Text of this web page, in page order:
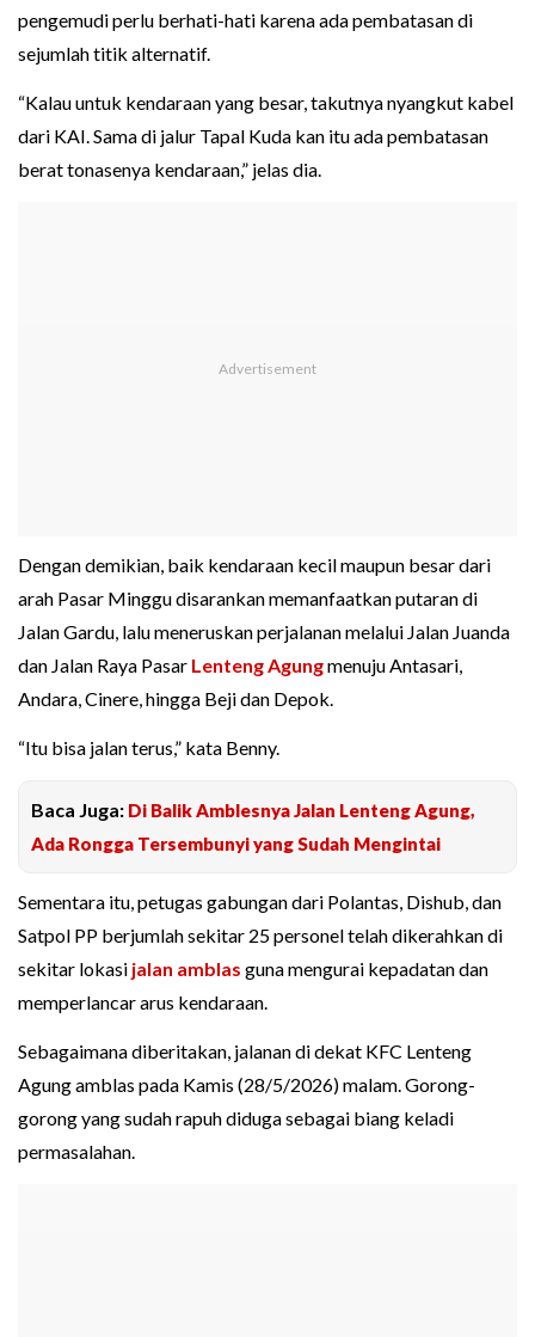
pengemudi perlu berhati-hati karena ada pembatasan di
sejumlah titik alternatif.
“Kalau untuk kendaraan yang besar, takutnya nyangkut kabel
dari KAI. Sama di jalur Tapal Kuda kan itu ada pembatasan
berat tonasenya kendaraan,” jelas dia.
Dengan demikian, baik kendaraan kecil maupun besar dari
arah Pasar Minggu disarankan memanfaatkan putaran di
Jalan Gardu, lalu meneruskan perjalanan melalui Jalan Juanda
dan Jalan Raya Pasar Lenteng Agungmenuju Antasari,
Andara, Cinere, hingga Beji dan Depok.
“Itu bisa jalan terus,” kata Benny.
Baca Juga: Di Balik Amblesnya Jalan Lenteng Agung,
Ada Rongga Tersembunyi yang Sudah Mengintai
Sementara itu, petugas gabungan dari Polantas, Dishub, dan
Satpol PP berjumlah sekitar 25 personel telah dikerahkan di
sekitar lokasi jalan amblas guna mengurai kepadatan dan
memperlancar arus kendaraan.
Sebagaimana diberitakan, jalanan di dekat KFC Lenteng
Agung amblas pada Kamis (28/5/2026) malam. Gorong-
gorong yang sudah rapuh diduga sebagai biang keladi
permasalahan.